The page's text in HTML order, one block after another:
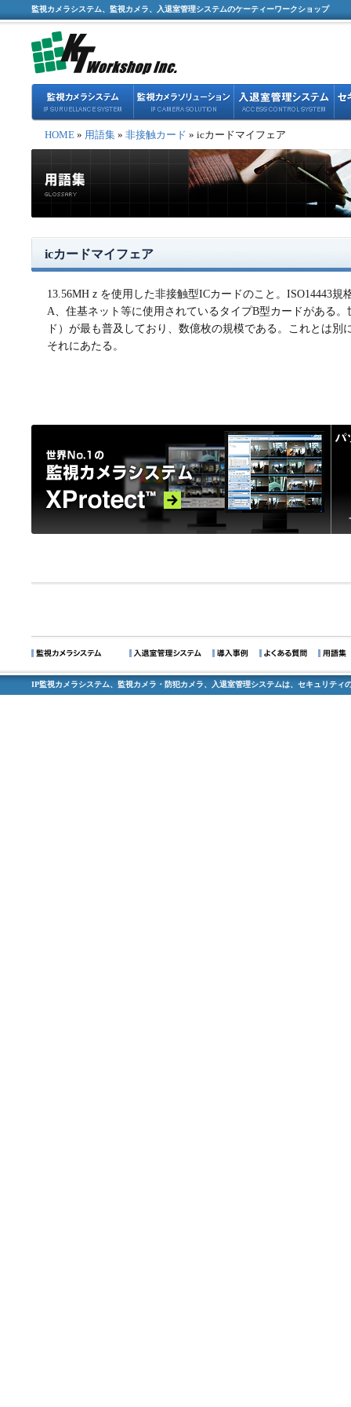
監視カメラシステム、監視カメラ、入退室管理システムのケーティーワークショップ
HOME » 用語集 » 非接触カード » icカードマイフェア
icカードマイフェア
13.56MHｚを使用した非接触型ICカードのこと。ISO14443
A、住基ネット等に使用されているタイプB型カードがある
ド）が最も普及しており、数億枚の規模である。これとは別
それにあたる。
IP監視カメラシステム、監視カメラ・防犯カメラ、入退室管理システムは、セキュリティ